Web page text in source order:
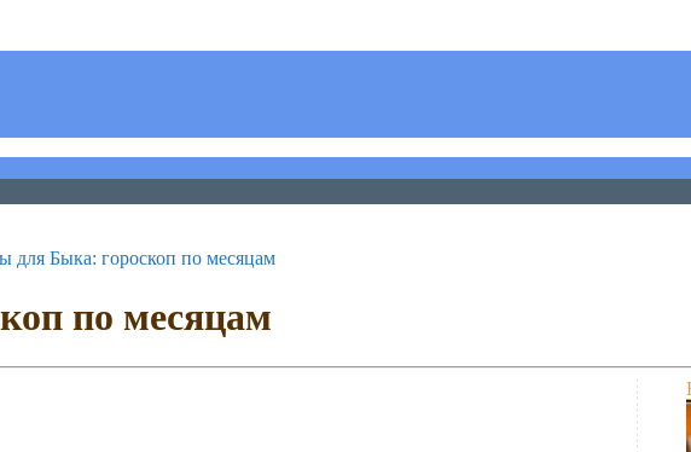
для Быка: гороскоп по месяцам
по месяцам